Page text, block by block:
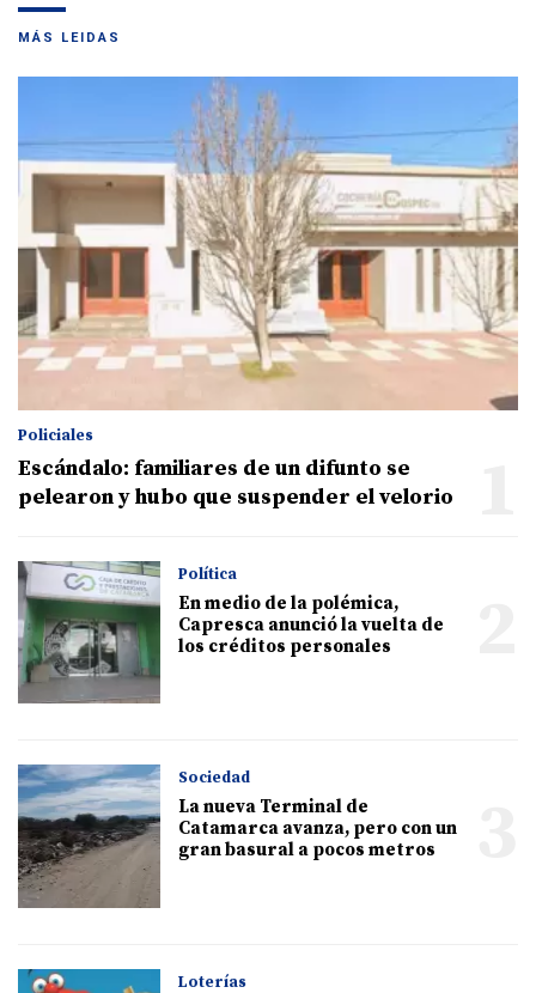
MÁS LEIDAS
Policiales
Escándalo: familiares de un difunto se
pelearon y hubo que suspender el velorio
Política
En medio de la polémica,
Capresca anunció la vuelta de
los créditos personales
Sociedad
La nueva Terminal de
Catamarca avanza, pero con un
gran basural a pocos metros
Loterías